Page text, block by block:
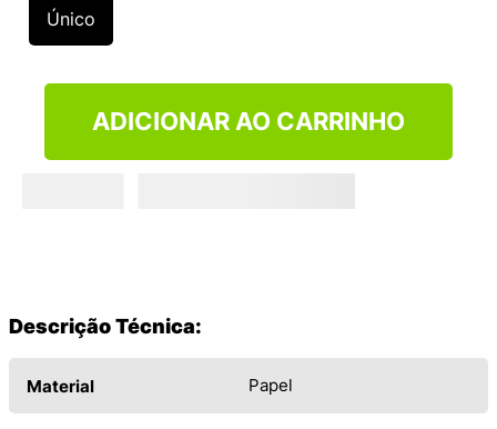
Único
ADICIONAR AO CARRINHO
Descrição Técnica:
Material Papel
º
VANS TÊNIS VANS ULTRARANGE
10º NEW BALANCE 204L